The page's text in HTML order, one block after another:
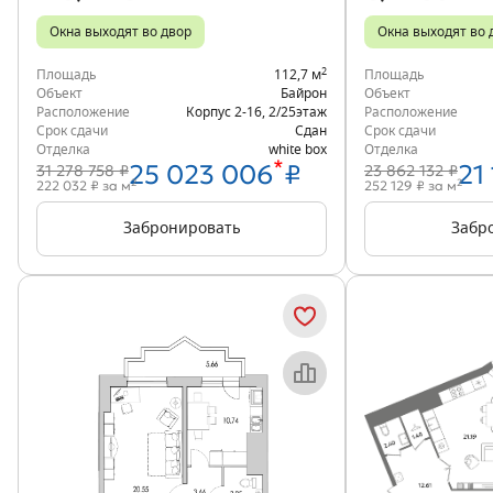
Окна выходят во двор
Площадь 112,7 м2
Объект
Байрон
Расположение
Корпус 2-16 2/25этаж
Срок сдачи
Сдан
Отделка
white box
31 278 758 ₽25 023 006*₽
222 032 ₽ за м2
Забронировать
Окна выходят во
Площадь
Объект
Расположение
Срок сдачи
Отделка
23 862 132 ₽21
252 129 ₽ за м2
Объект месяца